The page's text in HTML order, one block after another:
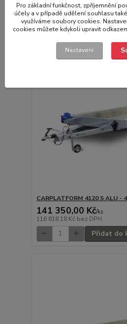
113 512,40 Kčbez DPH
Přidat do
CARPLATFORM 4120 S ALU -
141 350,00 Kč/ks
116 818,18 Kč bez DPH
Přidat do
Pro základní funkčnost, zpříjemnění
účely a v případě udělení souhlasu
využíváme soubory cookies.
cookies můžete kdykoli upravit
Nastavení